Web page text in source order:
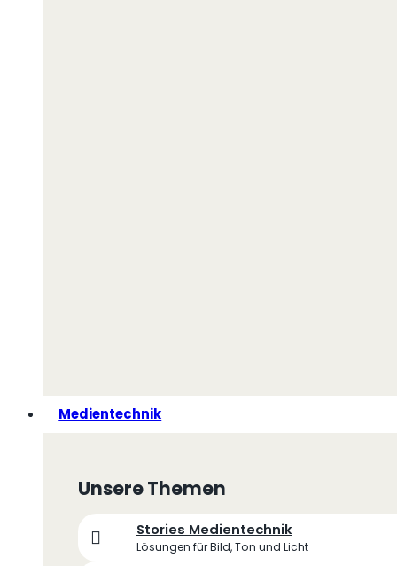
Medientechnik
Unsere Themen
Stories Medientechnik
Lösungen für Bild, Ton und Licht